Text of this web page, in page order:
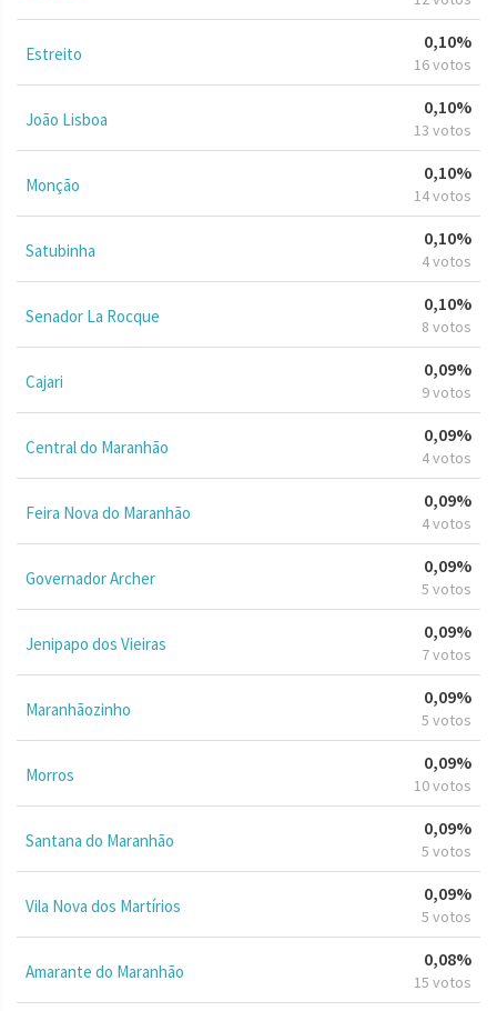
Estreito
0,10%
16 votos
João Lisboa
0,10%
13 votos
Monção
0,10%
14 votos
Satubinha
0,10%
4 votos
Senador La Rocque
0,10%
8 votos
Cajari
0,09%
9 votos
Central do Maranhão
0,09%
4 votos
Feira Nova do Maranhão
0,09%
4 votos
Governador Archer
0,09%
5 votos
Jenipapo dos Vieiras
0,09%
7 votos
Maranhãozinho
0,09%
5 votos
Morros
0,09%
10 votos
Santana do Maranhão
0,09%
5 votos
Vila Nova dos Martírios
0,09%
5 votos
Amarante do Maranhão
0,08%
15 votos